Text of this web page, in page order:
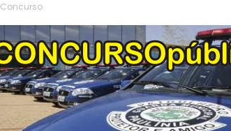
Concurso